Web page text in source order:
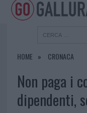
HOME CRONACA
Non paga i
dipendenti,